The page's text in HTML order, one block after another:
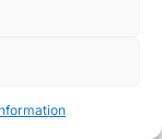
i
Östsverige